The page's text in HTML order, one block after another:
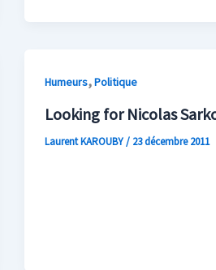
Humeurs,Politique
Looking for Nicolas
Laurent KAROUBY/ 23 décembre 2011